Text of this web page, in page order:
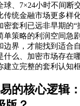
球、7×24小时不间断
传统金融市场更多样
密套利已远非早期
单策略的利润空间急
边界，才能找到适合
什么、加密市场存在
建立完整的套利认知框
的核心逻辑